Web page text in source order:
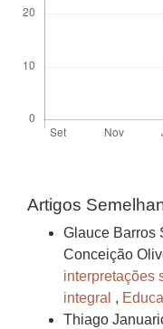
Artigos
Glauce Barros
Conceição
interpretações
integral ,
Thiago